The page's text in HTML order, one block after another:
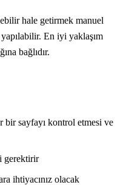
hale getirmek manuel
En iyi yaklaşım
bağlıdır.
sayfayı kontrol etmesi ve
gerektirir
ihtiyacınız olacak